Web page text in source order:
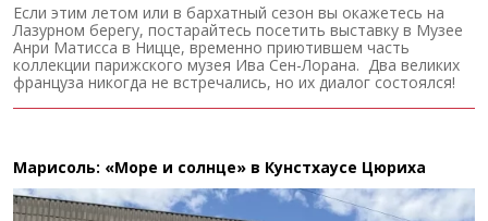
Если этим летом или в бархатный сезон вы окажетесь на
Лазурном берегу, постарайтесь посетить выставку в Музее
Анри Матисса в Ницце, временно приютившем часть
коллекции парижского музея Ива Сен-Лорана. Два великих
француза никогда не встречались, но их диалог состоялся!
Марисоль: «Море и солнце» в Кунстхаусе Цюриха